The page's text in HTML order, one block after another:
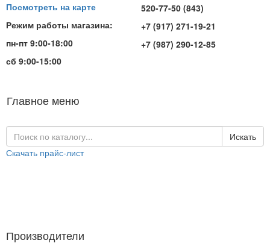
Посмотреть на карте
Режим работы магазина:
пн-пт 9:00-18:00
сб 9:00-15:00
520-77-50 (843)
+7 (917) 271-19-21
+7 (987) 290-12-85
Главное меню
Искать
Скачать прайс-лист
Производители